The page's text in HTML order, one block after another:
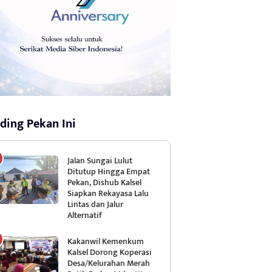
Pekan Ini
Jalan Sungai Lulut
Ditutup Hingga Empat
Pekan, Dishub Kalsel
Siapkan Rekayasa Lalu
Lintas dan Jalur
Alternatif
Kakanwil Kemenkum
Kalsel Dorong Koperasi
Desa/Kelurahan Merah